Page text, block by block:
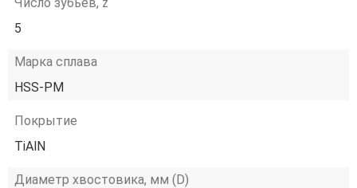
5
Марка сплава
HSS-PM
Покрытие
TiAlN
Диаметр хвостовика, мм (D)